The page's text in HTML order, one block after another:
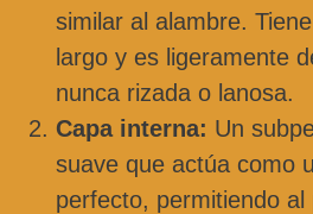
similar al alambre.
largo y es ligeramente
nunca rizada o lanosa.
Capa interna: Un
suave que actúa como
perfecto, permitiendo